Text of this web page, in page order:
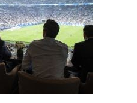
com numeração
e demonstra que o
passa, necessariamente,
que fazem os eventos
presidente da
permanente de